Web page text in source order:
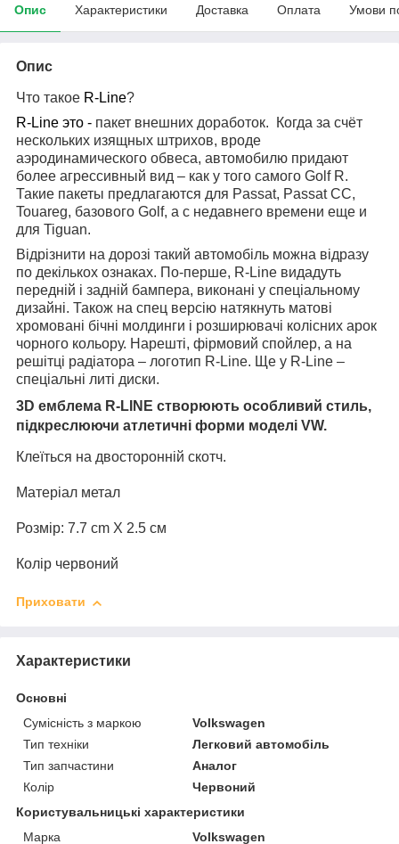
Опис Характеристики Доставка Оплата Умови
Опис
Что такое R-Line?
R-Line это - пакет внешних доработок. Когда за счёт
нескольких изящных штрихов, вроде
аэродинамического обвеса, автомобилю придают
более агрессивный вид – как у того самого Golf R.
Такие пакеты предлагаются для Passat, Passat СС,
Touareg, базового Golf, а с недавнего времени еще и
для Tiguan.
Відрізнити на дорозі такий автомобіль можна відразу
по декількох ознаках. По-перше, R-Line видадуть
передній і задній бампера, виконані у спеціальному
дизайні. Також на спец версію натякнуть матові
хромовані бічні молдинги і розширювачі колісних арок
чорного кольору. Нарешті, фірмовий спойлер, а на
решітці радіатора – логотип R-Line. Ще у R-Line –
спеціальні литі диски.
3D емблема R-LINE створюють особливий стиль,
підкреслюючи атлетичні форми моделі VW.
Клеїться на двосторонній скотч.
Матеріал метал
Розмір: 7.7 cm X 2.5 см
Колір червоний
Приховати
Характеристики
Основні
Сумісність з маркою
Volkswagen
Тип техніки
Легковий автомобіль
Тип запчастини
Аналог
Колір
Червоний
Користувальницькі характеристики
Марка
Volkswagen